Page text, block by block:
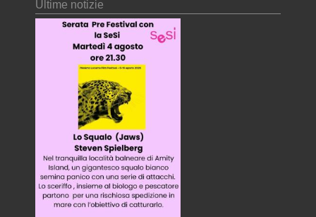
Ultime notizie